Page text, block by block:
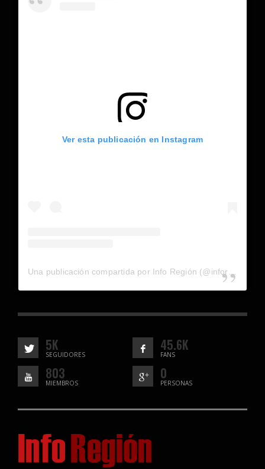
Ver esta publicación en Instagram
5K
SEGUIDORES
45.6K
FANS
803
MIEMBROS
0
PERSONAS